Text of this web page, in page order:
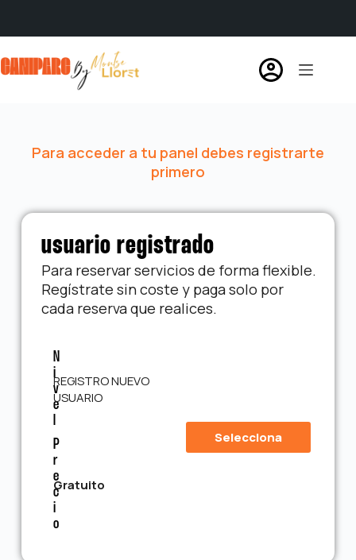
Para acceder a tu panel debes registrarte
primero
usuario registrado
Para reservar servicios de forma flexible.
Regístrate sin coste y paga solo por
cada reserva que realices.
N
I
V
E
P
R
E
C
I
O
REGISTRO NUEVO
USUARIO
Gratuito
Selecciona